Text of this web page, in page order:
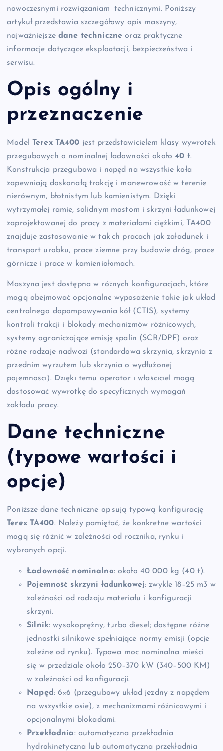
nowoczesnymi rozwiązaniami technicznymi. Poniższy
artykuł przedstawia szczegółowy opis maszyny,
najważniejszedane techniczne oraz praktyczne
informacje dotyczące eksploatacji, bezpieczeństwa i
serwisu.
Opis ogólny i
przeznaczenie
Model Terex TA400 jest przedstawicielem klasy wywrotek
przegubowych o nominalnej ładowności około40 t.
Konstrukcja przegubowa i napęd na wszystkie koła
zapewniają doskonałą trakcję i manewrowość w terenie
nierównym, błotnistym lub kamienistym. Dzięki
wytrzymałej ramie, solidnym mostom i skrzyni ładunkowej
zaprojektowanej do pracy z materiałami ciężkimi, TA400
znajduje zastosowanie w takich pracach jak załadunek i
transport urobku, prace ziemne przy budowie dróg, prace
górnicze i prace w kamieniołomach.
Maszyna jest dostępna w różnych konfiguracjach, które
mogą obejmować opcjonalne wyposażenie takie jak układ
centralnego dopompowywania kół (CTIS), systemy
kontroli trakcji i blokady mechanizmów różnicowych,
systemy ograniczające emisję spalin (SCR/DPF) oraz
różne rodzaje nadwozi (standardowa skrzynia, skrzynia z
przednim wyrzutem lub skrzynia o wydłużonej
pojemności). Dzięki temu operator i właściciel mogą
dostosować wywrotkę do specyficznych wymagań
zakładu pracy.
Dane techniczne
(typowe wartości i
opcje)
Poniższe dane techniczne opisują typową konfigurację
Terex TA400. Należy pamiętać, że konkretne wartości
mogą się różnić w zależności od rocznika, rynku i
wybranych opcji.
Ładowność nominalna: około 40 000 kg (40 t).
Pojemność skrzyni ładunkowej: zwykle 18–25 m3 w
zależności od rodzaju materiału i konfiguracji
skrzyni.
Silnik: wysokoprężny, turbo diesel; dostępne różne
jednostki silnikowe spełniające normy emisji (opcje
zależne od rynku). Typowa moc nominalna mieści
się w przedziale około 250–370 kW (340–500 KM)
w zależności od konfiguracji.
Napęd: 6×6 (przegubowy układ jezdny z napędem
na wszystkie osie), z mechanizmami różnicowymi i
opcjonalnymi blokadami.
Przekładnia: automatyczna przekładnia
hydrokinetyczna lub automatyczna przekładnia